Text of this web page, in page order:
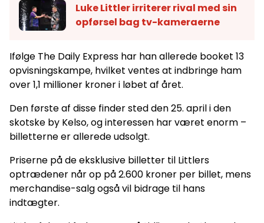
Luke Littler irriterer rival med sin
opførsel bag tv-kameraerne
Ifølge The Daily Express har han allerede booket 13
opvisningskampe, hvilket ventes at indbringe ham
over 1,1 millioner kroner i løbet af året.
Den første af disse finder sted den 25. april i den
skotske by Kelso, og interessen har været enorm –
billetterne er allerede udsolgt.
Priserne på de eksklusive billetter til Littlers
optrædener når op på 2.600 kroner per billet, mens
merchandise-salg også vil bidrage til hans
indtægter.